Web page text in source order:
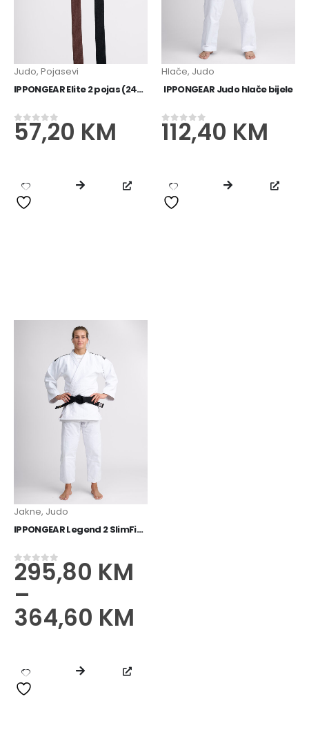
Judo, Pojasevi
IPPONGEAR Elite 2 pojas (240-340)
0od 5
57,20 KM
Hlače, Judo
IPPONGEAR Judo hlače bijele
0 od 5
112,40 KM
Jakne, Judo
IPPONGEAR Legend 2 SlimFit jakna IJF bijela
0od 5
295,80 KM
–
364,60 KM